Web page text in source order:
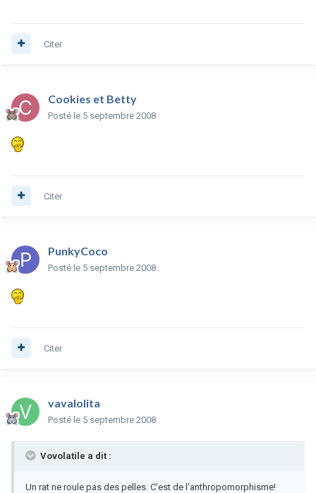
Citer
Cookies et Betty
Posté le 5 septembre 2008
Citer
PunkyCoco
Posté le 5 septembre 2008
Citer
vavalolita
Posté le 5 septembre 2008
Vovolatile a dit :
Un rat ne roule pas des pelles. C'est de l'anthropomorphisme!